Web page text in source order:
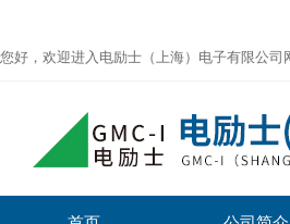
您好，欢迎进入电励士（上海）电子有限公司